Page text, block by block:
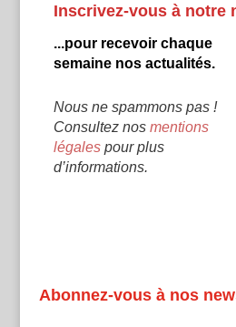
Inscrivez-vous à notre
...pour recevoir chaque
semaine nos actualités.
Nous ne spammons pas !
Consultez nos mentions
légalespour plus
d’informations.
Abonnez-vous à nos